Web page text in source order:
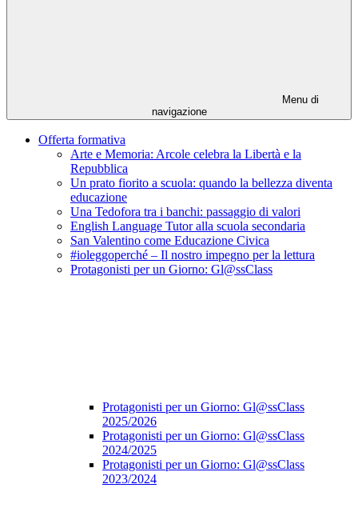
Menu di
navigazione
Offerta formativa
Arte e Memoria: Arcole celebra la Libertà e la
Repubblica
Un prato fiorito a scuola: quando la bellezza diventa
educazione
Una Tedofora tra i banchi: passaggio di valori
English Language Tutor alla scuola secondaria
San Valentino come Educazione Civica
#ioleggoperché – Il nostro impegno per la lettura
Protagonisti per un Giorno: Gl@ssClass
Protagonisti per un Giorno: Gl@ssClass
2025/2026
Protagonisti per un Giorno: Gl@ssClass
2024/2025
Protagonisti per un Giorno: Gl@ssClass
2023/2024